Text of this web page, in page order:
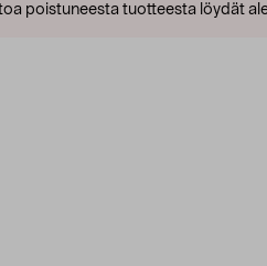
poistuneesta tuotteesta löydät